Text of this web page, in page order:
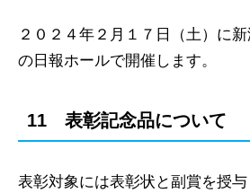
２０２４年２月１７日（土）に
の日報ホールで開催します。
11 表彰記念品について
表彰対象には表彰状と副賞を授